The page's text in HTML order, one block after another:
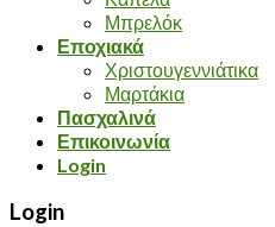
Μπρελόκ
Εποχιακά
Χριστουγεννιάτικα
Μαρτάκια
Πασχαλινά
Επικοινωνία
Login
Login